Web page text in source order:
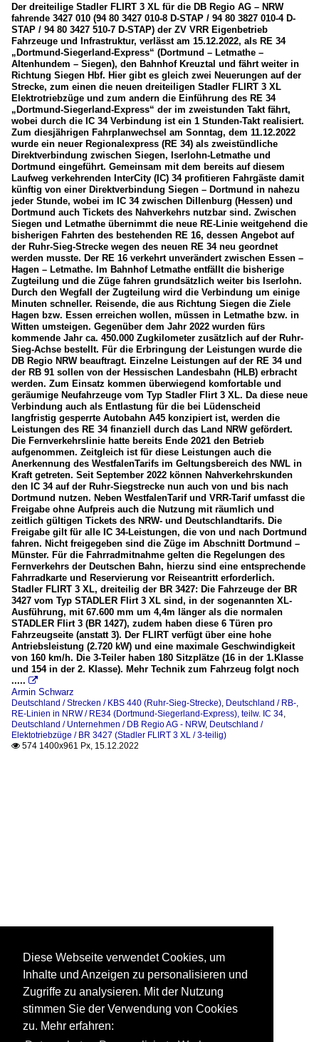
Der dreiteilige Stadler FLIRT 3 XL für die DB Regio AG – NRW
fahrende 3427 010 (94 80 3427 010-8 D-STAP / 94 80 3827 010-4 D-
STAP / 94 80 3427 510-7 D-STAP) der ZV VRR Eigenbetrieb
Fahrzeuge und Infrastruktur, verlässt am 15.12.2022, als RE 34
„Dortmund-Siegerland-Express“ (Dortmund – Letmathe –
Altenhundem – Siegen), den Bahnhof Kreuztal und fährt weiter in
Richtung Siegen Hbf. Hier gibt es gleich zwei Neuerungen auf der
Strecke, zum einen die neuen dreiteiligen Stadler FLIRT 3 XL
Elektrotriebzüge und zum andern die Einführung des RE 34
„Dortmund-Siegerland-Express“ der im zweistunden Takt fährt,
wobei durch die IC 34 Verbindung ist ein 1 Stunden-Takt realisiert.
Zum diesjährigen Fahrplanwechsel am Sonntag, dem 11.12.2022
wurde ein neuer Regionalexpress (RE 34) als zweistündliche
Direktverbindung zwischen Siegen, Iserlohn-Letmathe und
Dortmund eingeführt. Gemeinsam mit dem bereits auf diesem
Laufweg verkehrenden InterCity (IC) 34 profitieren Fahrgäste damit
künftig von einer Direktverbindung Siegen – Dortmund in nahezu
jeder Stunde, wobei im IC 34 zwischen Dillenburg (Hessen) und
Dortmund auch Tickets des Nahverkehrs nutzbar sind. Zwischen
Siegen und Letmathe übernimmt die neue RE-Linie weitgehend die
bisherigen Fahrten des bestehenden RE 16, dessen Angebot auf
der Ruhr-Sieg-Strecke wegen des neuen RE 34 neu geordnet
werden musste. Der RE 16 verkehrt unverändert zwischen Essen –
Hagen – Letmathe. Im Bahnhof Letmathe entfällt die bisherige
Zugteilung und die Züge fahren grundsätzlich weiter bis Iserlohn.
Durch den Wegfall der Zugteilung wird die Verbindung um einige
Minuten schneller. Reisende, die aus Richtung Siegen die Ziele
Hagen bzw. Essen erreichen wollen, müssen in Letmathe bzw. in
Witten umsteigen. Gegenüber dem Jahr 2022 wurden fürs
kommende Jahr ca. 450.000 Zugkilometer zusätzlich auf der Ruhr-
Sieg-Achse bestellt. Für die Erbringung der Leistungen wurde die
DB Regio NRW beauftragt. Einzelne Leistungen auf der RE 34 und
der RB 91 sollen von der Hessischen Landesbahn (HLB) erbracht
werden. Zum Einsatz kommen überwiegend komfortable und
geräumige Neufahrzeuge vom Typ Stadler Flirt 3 XL. Da diese neue
Verbindung auch als Entlastung für die bei Lüdenscheid
langfristig gesperrte Autobahn A45 konzipiert ist, werden die
Leistungen des RE 34 finanziell durch das Land NRW gefördert.
Die Fernverkehrslinie hatte bereits Ende 2021 den Betrieb
aufgenommen. Zeitgleich ist für diese Leistungen auch die
Anerkennung des WestfalenTarifs im Geltungsbereich des NWL in
Kraft getreten. Seit September 2022 können Nahverkehrskunden
den IC 34 auf der Ruhr-Siegstrecke nun auch von und bis nach
Dortmund nutzen. Neben WestfalenTarif und VRR-Tarif umfasst die
Freigabe ohne Aufpreis auch die Nutzung mit räumlich und
zeitlich gültigen Tickets des NRW- und Deutschlandtarifs. Die
Freigabe gilt für alle IC 34-Leistungen, die von und nach Dortmund
fahren. Nicht freigegeben sind die Züge im Abschnitt Dortmund –
Münster. Für die Fahrradmitnahme gelten die Regelungen des
Fernverkehrs der Deutschen Bahn, hierzu sind eine entsprechende
Fahrradkarte und Reservierung vor Reiseantritt erforderlich.
Stadler FLIRT 3 XL, dreiteilig der BR 3427: Die Fahrzeuge der BR
3427 vom Typ STADLER Flirt 3 XL sind, in der sogenannten XL-
Ausführung, mit 67.600 mm um 4,4m länger als die normalen
STADLER Flirt 3 (BR 1427), zudem haben diese 6 Türen pro
Fahrzeugseite (anstatt 3). Der FLIRT verfügt über eine hohe
Antriebsleistung (2.720 kW) und eine maximale Geschwindigkeit
von 160 km/h. Die 3-Teiler haben 180 Sitzplätze (16 in der 1.Klasse
und 154 in der 2. Klasse). Mehr Technik zum Fahrzeug folgt noch
..... 
Armin Schwarz
Deutschland / Strecken / KBS 440 (Ruhr-Sieg-Strecke) Deutschland / RB-,
RE-Linien in NRW / RE34 (Dortmund-Siegerland-Express), teilw. IC 34
Deutschland / Unternehmen / DB Regio AG - NRW, Deutschland /
Elektotriebzüge / BR 3427 (Stadler FLIRT 3 XL / 3-teilig)
 574 1400x961 Px, 15.12.2022
Diese Webseite verwendet Cookies, um
Inhalte und Anzeigen zu personalisieren und
Zugriffe zu analysieren. Mit der Nutzung
stimmen Sie der Verwendung von Cookies
zu. Mehr erfahren: